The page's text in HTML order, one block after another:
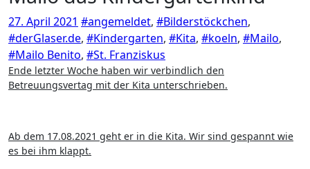
27. April 2021 #angemeldet, #Bilderstöckchen,
#derGlaser.de, #Kindergarten, #Kita, #koeln, #Mailo,
#Mailo Benito, #St. Franziskus
Ende letzter Woche haben wir verbindlich den
Betreuungsvertag mit der Kita unterschrieben.
Ab dem 17.08.2021 geht er in die Kita. Wir sind gespannt wie
es bei ihm klappt.